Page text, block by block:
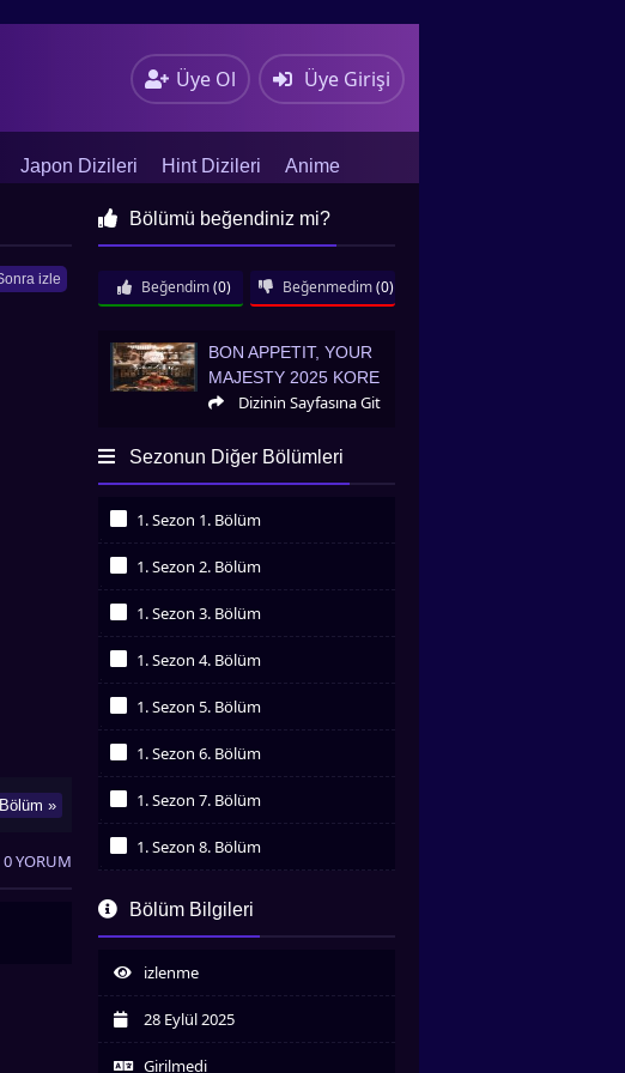
Üye Ol Üye Girişi
Japon Dizileri Hint Dizileri Anime
izle
»
Bölümü beğendiniz mi?
Beğendim (0) Beğenmedim (0)
Bon Appetit, Your Majesty 2025 Kore
BON APPETIT, YOUR
MAJESTY 2025 KORE
Dizinin Sayfasına Git
Sezonun Diğer Bölümleri
1. Sezon 1. Bölüm
1. Sezon 2. Bölüm
1. Sezon 3. Bölüm
1. Sezon 4. Bölüm
1. Sezon 5. Bölüm
1. Sezon 6. Bölüm
1. Sezon 7. Bölüm
1. Sezon 8. Bölüm
İzledim
İzledim
1. Sezon 10. Bölüm
İzledim
İzledim
1. Sezon 12. Bölüm
Bölüm Bilgileri
izlenme
28 Eylül 2025
Girilmedi
0 YORUM